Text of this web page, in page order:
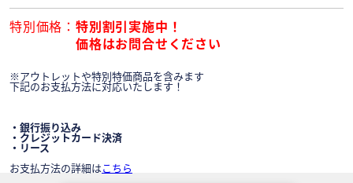
特別価格
特別割引実施中！
価格はお問合せください
※アウトレットや特別特価商品を含みます
下記のお支払方法に対応いたします！
・銀行振り込み
・クレジットカード決済
・リース
お支払方法の詳細はこちら